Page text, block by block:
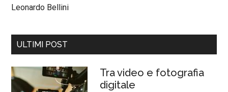
Leonardo Bellini
ULTIMI POST
Tra video e fotografia
digitale